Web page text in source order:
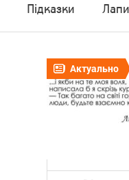
Підказки Лапи
Актуально